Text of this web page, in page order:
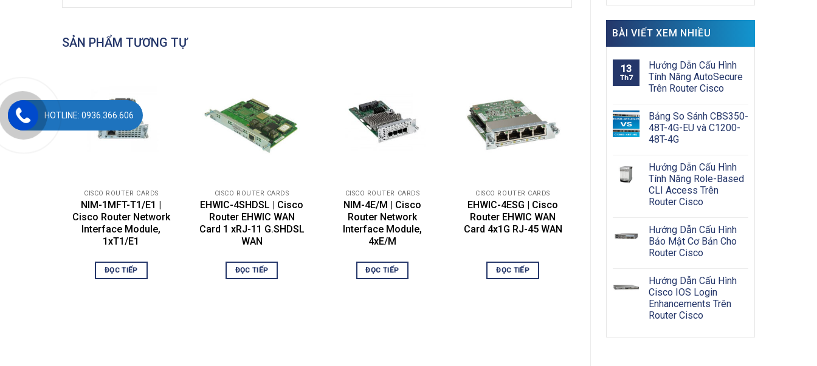
BÀI VIẾT XEM NHIỀU
13
Th7
Hướng Dẫn Cấu Hình
Tính Năng AutoSecure
Trên Router Cisco
Bảng So Sánh CBS350-
48T-4G-EU và C1200-
48T-4G
Hướng Dẫn Cấu Hình
Tính Năng Role-Based
CLI Access Trên
Router Cisco
Hướng Dẫn Cấu Hình
Bảo Mật Cơ Bản Cho
Router Cisco
Hướng Dẫn Cấu Hình
Cisco IOS Login
Enhancements Trên
Router Cisco
Bảo mật nâng cao IOS của Cisco
Khả năng tương tác với các mô-đun IPS khác
Bạn không thể nâng cấp NM CIDS lên NME IPS.
1. NME IPS
NM CIDS
SẢN PHẨM TƯƠNG TỰ
CISCO ROUTER CARDS
NIM-1MFT-T1/E1 |
Cisco Router Network
Interface Module,
1xT1/E1
ĐỌC TIẾP
CISCO ROUTER CARDS
EHWIC-4SHDSL | Cisco
Router EHWIC WAN
Card 1 xRJ-11 G.SHDSL
WAN
ĐỌC TIẾP
CISCO ROUTER CARDS
NIM-4E/M | Cisco
Router Network
Interface Module,
4xE/M
ĐỌC TIẾP
CISCO ROUTER CARDS
EHWIC-4ESG | Cisco
Router EHWIC WAN
Card 4x1G RJ-45 WAN
ĐỌC TIẾP
HOTLINE: 0936.366.606